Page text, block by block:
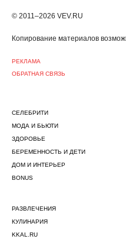
© 2011–2026 VEV.RU
Копирование материалов
РЕКЛАМА
ОБРАТНАЯ СВЯЗЬ
СЕЛЕБРИТИ
МОДА И БЬЮТИ
ЗДОРОВЬЕ
БЕРЕМЕННОСТЬ И ДЕТИ
ДОМ И ИНТЕРЬЕР
BONUS
РАЗВЛЕЧЕНИЯ
КУЛИНАРИЯ
KKAL.RU